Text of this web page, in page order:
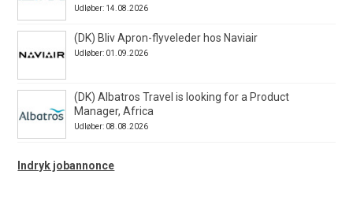
Udløber: 14.08.2026
(DK) Bliv Apron-flyveleder hos Naviair
Udløber: 01.09.2026
(DK) Albatros Travel is looking for a Product
Manager, Africa
Udløber: 08.08.2026
Indryk jobannonce